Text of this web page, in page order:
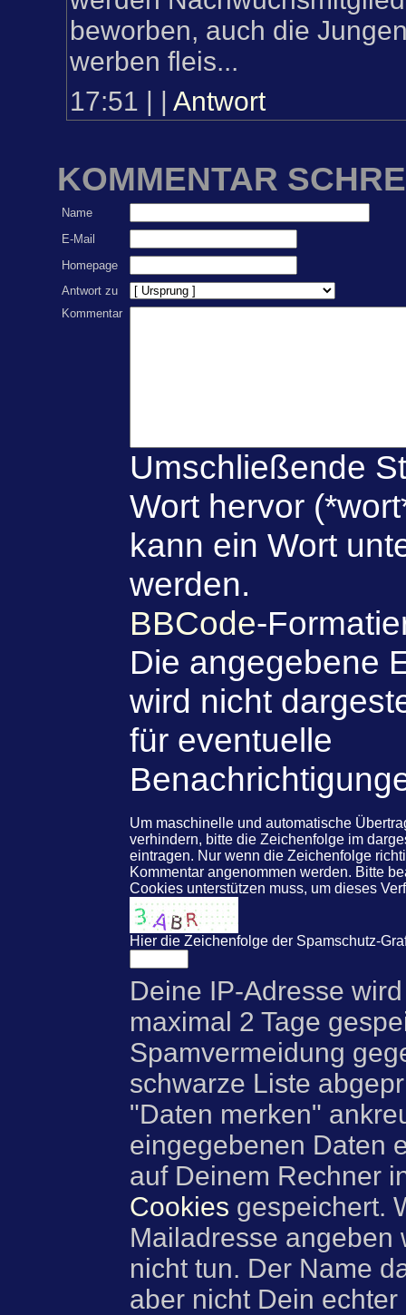
beworben, auch die
werben fleis...
17:51 | | Antwort
KOMMENTAR
Name
E-Mail
Homepage
Antwort zu
Kommentar
Umschließende
Wort hervor
kann ein Wort
werden.
BBCode-
Die angegebene
wird nicht
für eventuelle
Um maschinelle und automatische
verhindern, bitte die Zeichenfolge im
eintragen. Nur wenn die Zeichenfolge
Kommentar angenommen werden. Bitte
Cookies unterstützen muss, um dieses
Hier die Zeichenfolge der Spamschutz-
Deine IP-Adresse
maximal 2 Tage
Spamvermeidung
schwarze Liste
"Daten merken"
eingegebenen Daten
auf Deinem Rechner
Cookies gespeichert.
Mailadresse angeben
nicht tun. Der Name
aber nicht Dein